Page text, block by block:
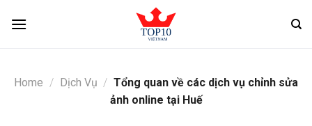
Home / Dịch Vụ / Tổng quan về các dịch vụ chỉnh sửa
ảnh online tại Huế